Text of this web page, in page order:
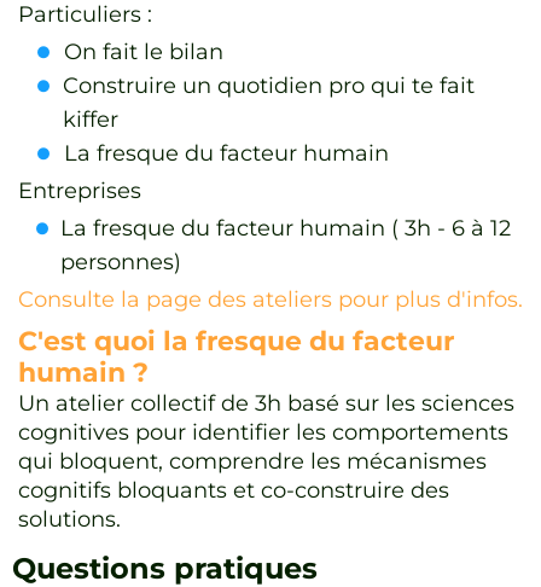
Particuliers :
On fait le bilan
Construire un quotidien pro qui te fait
kiffer
La fresque du facteur humain
Entreprises
La fresque du facteur humain ( 3h - 6 à 12
personnes)
Consulte la page des ateliers pour plus d'infos.
C'est quoi la fresque du facteur
humain ?
Un atelier collectif de 3h basé sur les sciences
cognitives pour identifier les comportements
qui bloquent, comprendre les mécanismes
cognitifs bloquants et co-construire des
solutions.
Questions pratiques